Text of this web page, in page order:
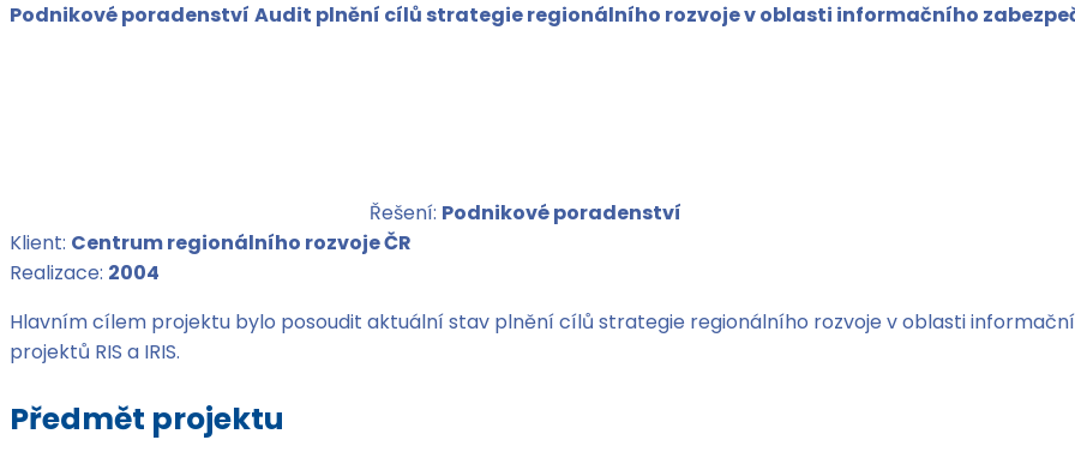
Podnikové poradenství Audit plnění cílů strategie regionálního rozvoje v oblasti informačního
Řešení: Podnikové poradenství
Klient: Centrum regionálního rozvoje ČR
Realizace: 2004
Hlavním cílem projektu bylo posoudit aktuální stav plnění cílů strategie regionálního rozvoje v oblasti
projektů RIS a IRIS.
Předmět projektu